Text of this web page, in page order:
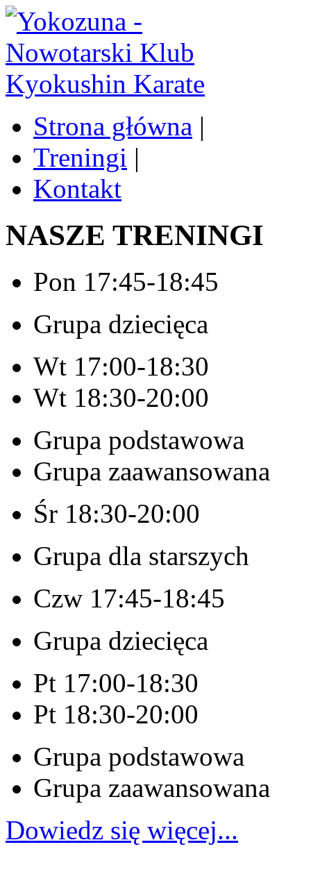
Strona główna |
Treningi |
Kontakt
NASZE TRENINGI
Pon 17:45-18:45
Grupa dziecięca
Wt 17:00-18:30
Wt 18:30-20:00
Grupa podstawowa
Grupa zaawansowana
Śr 18:30-20:00
Grupa dla starszych
Czw 17:45-18:45
Grupa dziecięca
Pt 17:00-18:30
Pt 18:30-20:00
Grupa podstawowa
Grupa zaawansowana
Dowiedz się więcej...